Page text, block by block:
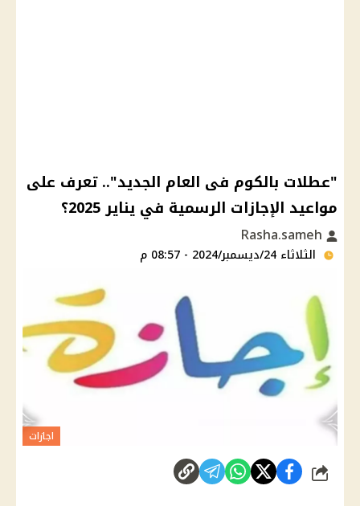
"عطلات بالكوم فى العام الجديد".. تعرف على
مواعيد الإجازات الرسمية في يناير 2025؟
الثلاثاء 24/ديسمبر/2024 - 08:57 م
اجازات
شارك